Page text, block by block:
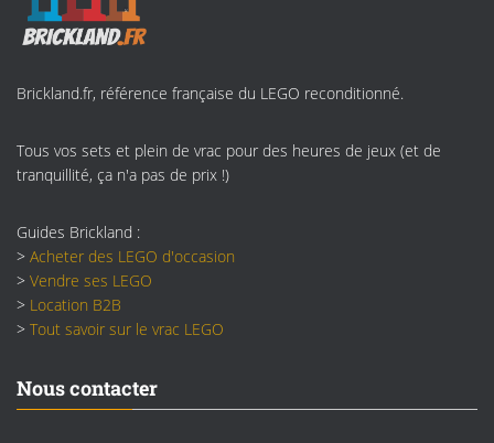
Brickland.fr, référence française du LEGO reconditionné.
Tous vos sets et plein de vrac pour des heures de jeux (et de
tranquillité, ça n'a pas de prix !)
Guides Brickland :
> Acheter des LEGO d'occasion
> Vendre ses LEGO
> Location B2B
> Tout savoir sur le vrac LEGO
Nous contacter